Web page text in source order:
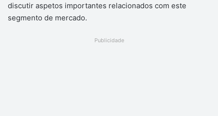
discutir aspetos importantes relacionados com este
segmento de mercado.
Publicidade